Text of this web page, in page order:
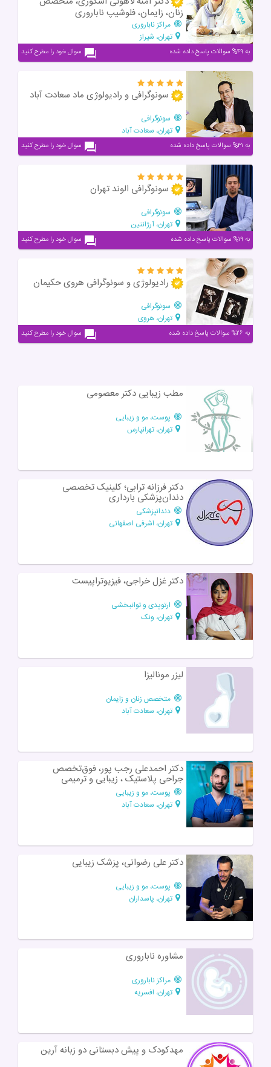
زنان، زایمان، فلوشیپ ناباروری
مراکز ناباروری
تهران، شیراز
به ۴۹% سوالات پاسخ داده شده سوال خود را مطرح کنید
سونوگرافی و رادیولوژی ماد سعادت آباد
سونوگرافی
تهران، سعادت آباد
به ۳۱% سوالات پاسخ داده شده سوال خود را مطرح کنید
سونوگرافی الوند تهران
سونوگرافی
تهران، آرژانتین
به ۱۹% سوالات پاسخ داده شده سوال خود را مطرح کنید
رادیولوژی و سونوگرافی هروی حکیمان
سونوگرافی
تهران، هروی
به ۲۶% سوالات پاسخ داده شده سوال خود را مطرح کنید
مطب زیبایی دکتر معصومی
پوست، مو و زیبایی
تهران، تهرانپارس
دکتر فرزانه ترابی؛ کلینیک تخصصی
دندان‌پزشکی بارداری
دندانپزشکی
تهران، اشرفی اصفهانی
دکتر غزل خراجی، فیزیوتراپیست
ارتوپدی و توانبخشی
تهران، ونک
لیزر مونالیزا
متخصص زنان و زایمان
تهران، سعادت آباد
دکتر احمدعلی رجب پور، فوق‌تخصص
جراحی پلاستیک ، زیبایی و ترمیمی
پوست، مو و زیبایی
تهران، سعادت آباد
دکتر علی رضوانی، پزشک زیبایی
پوست، مو و زیبایی
تهران، پاسداران
مشاوره ناباروری
مراکز ناباروری
تهران، افسریه
مهدکودک و پیش دبستانی دو زبانه آرین